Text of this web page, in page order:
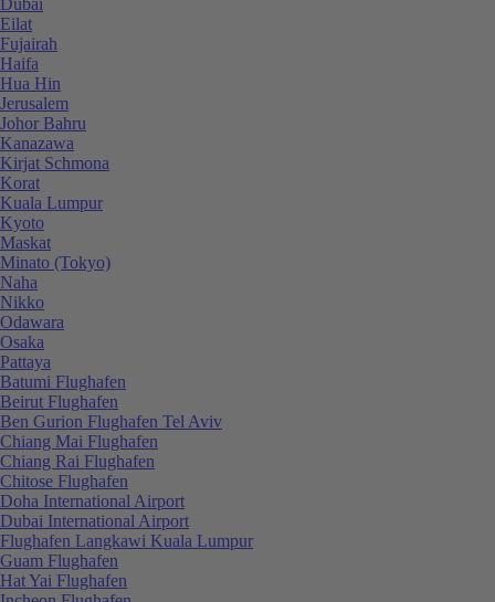
Eilat
Fujairah
Haifa
Hua Hin
Jerusalem
Johor Bahru
Kanazawa
Kirjat Schmona
Korat
Kuala Lumpur
Kyoto
Maskat
Minato (Tokyo)
Naha
Nikko
Odawara
Osaka
Pattaya
Batumi Flughafen
Beirut Flughafen
Ben Gurion Flughafen Tel Aviv
Chiang Mai Flughafen
Chiang Rai Flughafen
Chitose Flughafen
Doha International Airport
Dubai International Airport
Flughafen Langkawi Kuala Lumpur
Guam Flughafen
Hat Yai Flughafen